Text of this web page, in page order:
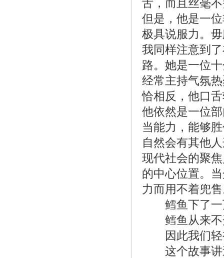
舌，而且丝毫
但是，他是一
极具说服力。
我同样注意到
路。她是一位
经常主持气氛
恰相反，他口
他依然是一位
当能力，能够
自然会有其他
现代社会的聚
的中心位置。
力而用不着兜
鳕鱼下了一
鳕鱼从来不
因此我们轻
这个故事讲